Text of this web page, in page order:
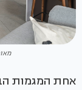
אחת המגמות